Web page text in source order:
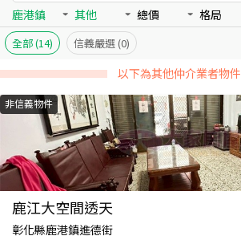
鹿港鎮 其他 總價 格局
全部(14) 信義嚴選 (0)
以下為其他仲介業者物件
非信義物件
鹿江大空間透天
彰化縣鹿港鎮進德街